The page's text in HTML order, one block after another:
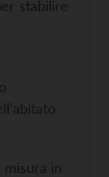
stabilire
misura in